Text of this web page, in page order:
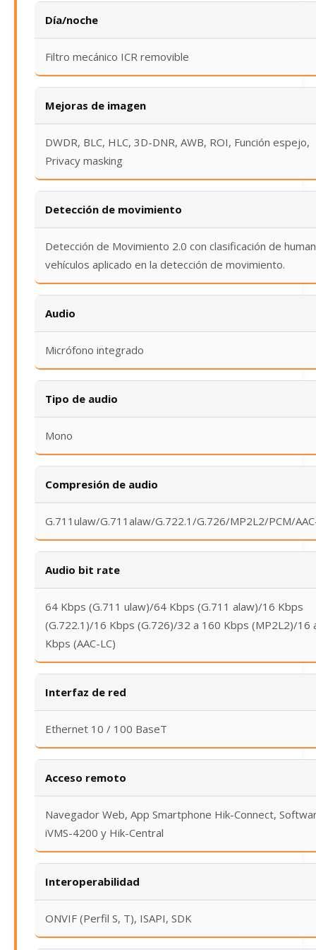
Día/noche
Filtro mecánico ICR removible
Mejoras de imagen
DWDR, BLC, HLC, 3D-DNR, AWB, ROI, Función espejo,
Privacy masking
Detección de movimiento
Detección de Movimiento 2.0 con clasificación de
vehículos aplicado en la detección de movimiento.
Audio
Micrófono integrado
Tipo de audio
Mono
Compresión de audio
G.711ulaw/G.711alaw/G.722.1/G.726/MP2L2/PCM/
Audio bit rate
64 Kbps (G.711 ulaw)/64 Kbps (G.711 alaw)/16 Kbps
(G.722.1)/16 Kbps (G.726)/32 a 160 Kbps (MP2L2)/16
Kbps (AAC-LC)
Interfaz de red
Ethernet 10 / 100 BaseT
Acceso remoto
Navegador Web, App Smartphone Hik-Connect,
iVMS-4200 y Hik-Central
Interoperabilidad
ONVIF (Perfil S, T), ISAPI, SDK